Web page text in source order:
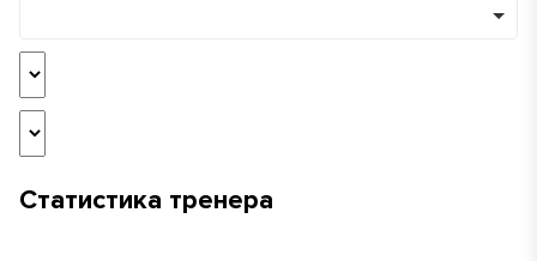
Статистика тренера